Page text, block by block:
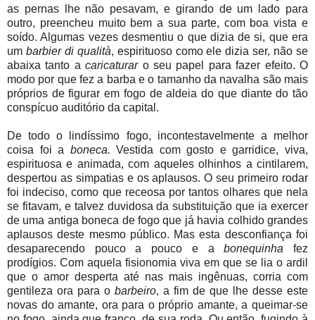
as pernas lhe não pesavam, e girando de um lado para
outro, preencheu muito bem a sua parte, com boa vista e
soído. Algumas vezes desmentiu o que dizia de si, que era
um barbier di qualità, espirituoso como ele dizia ser, não se
abaixa tanto acaricaturaro seu papel para fazer efeito. O
modo por que fez a barba e o tamanho da navalha são mais
próprios de figurar em fogo de aldeia do que diante do tão
conspícuo auditório da capital.
De todo o lindíssimo fogo, incontestavelmente a melhor
coisa foi a boneca. Vestida com gosto e garridice, viva,
espirituosa e animada, com aqueles olhinhos a cintilarem,
despertou as simpatias e os aplausos. O seu primeiro rodar
foi indeciso, como que receosa por tantos olhares que nela
se fitavam, e talvez duvidosa da substituição que ia exercer
de uma antiga boneca de fogo que já havia colhido grandes
aplausos deste mesmo público. Mas esta desconfiança foi
desaparecendo pouco a pouco e abonequinha fez
prodígios. Com aquela fisionomia viva em que se lia o ardil
que o amor desperta até nas mais ingênuas, corria com
gentileza ora para o barbeiro, a fim de que lhe desse este
novas do amante, ora para o próprio amante, a queimar-se